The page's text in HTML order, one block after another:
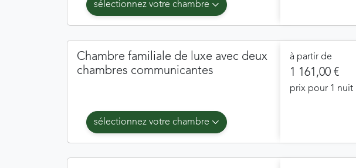
sélectionnez votre chambre
Chambre familiale de luxe avec deux
chambres communicantes
sélectionnez votre chambre
à partir de
1 161,00 €
prix pour 1 nuit